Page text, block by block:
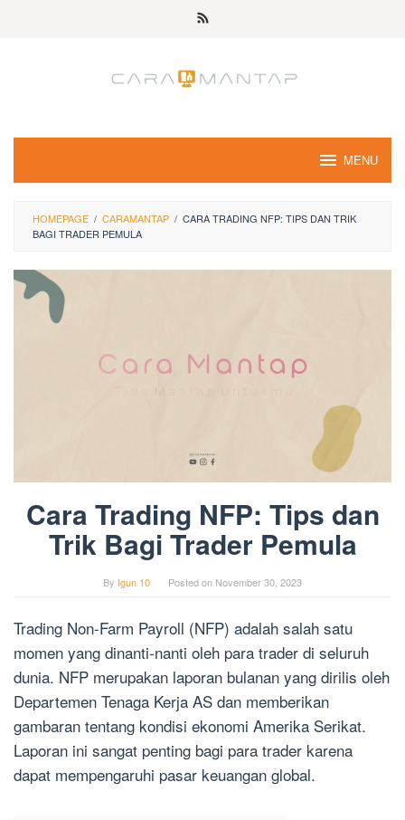
MENU
HOMEPAGE / CARAMANTAP / CARA TRADING NFP: TIPS DAN TRIK
BAGI TRADER PEMULA
Cara Trading NFP: Tips dan
Trik Bagi Trader Pemula
By Igun 10 Posted on November 30, 2023
Trading Non-Farm Payroll (NFP) adalah salah satu
momen yang dinanti-nanti oleh para trader di seluruh
dunia. NFP merupakan laporan bulanan yang dirilis oleh
Departemen Tenaga Kerja AS dan memberikan
gambaran tentang kondisi ekonomi Amerika Serikat.
Laporan ini sangat penting bagi para trader karena
dapat mempengaruhi pasar keuangan global.